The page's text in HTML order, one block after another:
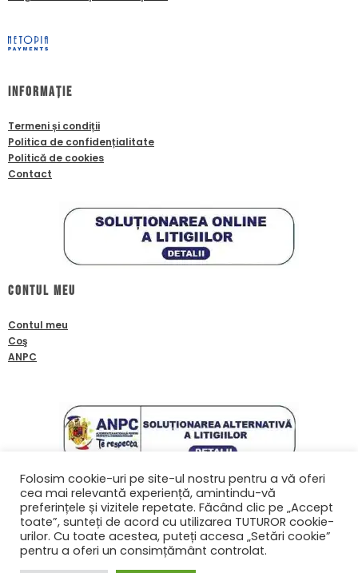
Informație
Termeni și condiții
Politica de confidențialitate
Politică de cookies
Contact
Contul meu
Contul meu
Coş
ANPC
Contact
0761601933
contact@biafanoptix.ro
Folosim cookie-uri pe site-ul nostru pentru a vă oferi
cea mai relevantă experiență, amintindu-vă
preferințele și vizitele repetate. Făcând clic pe „Accept
toate”, sunteți de acord cu utilizarea TUTUROR cookie-
urilor. Cu toate acestea, puteți accesa „Setări cookie”
pentru a oferi un consimțământ controlat.